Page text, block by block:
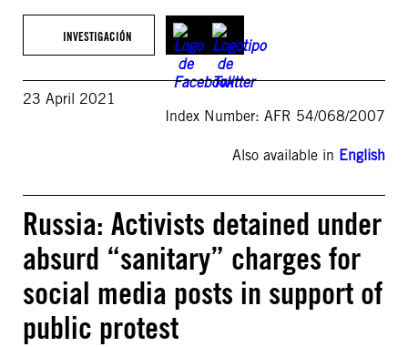
INVESTIGACIÓN
23 April 2021
Index Number: AFR 54/068/2007
Also available in English
Russia: Activists detained under
absurd “sanitary” charges for
social media posts in support of
public protest